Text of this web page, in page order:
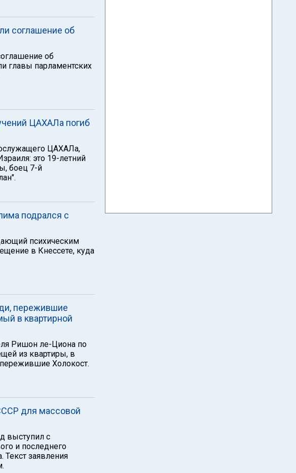
соглашение об
об
главы парламентских
ЦАХАЛа погиб
ЦАХАЛа,
это 19-летний
боец ​​7-й
подрался с
психическим
в Кнессете, куда
пережившие
в квартирной
Ришон ле-Циона по
из квартиры, в
Холокост.
для массовой
выступил с
и последнего
Текст заявления